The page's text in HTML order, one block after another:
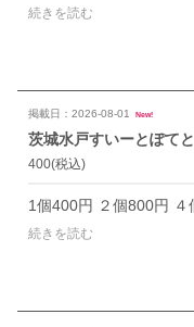
続きを読む
掲載日：2026-08-01 New!
茨城水戸すいーとぽてと
400(税込)
続きを読む